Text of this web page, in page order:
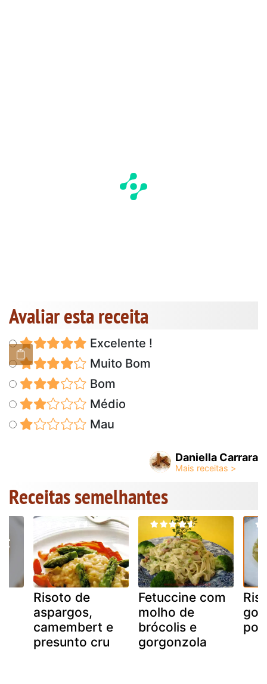
Avaliar esta receita
Excelente !
Muito Bom
Bom
Médio
Mau
Daniella Carrara
Receitas semelhantes
Risoto de
aspargos,
camembert e
presunto cru
Fetuccine com
molho de
brócolis e
gorgonzola